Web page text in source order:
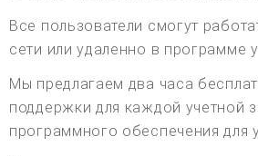
Все пользователи смогут
сети или удаленно в программе
Мы предлагаем два часа
поддержки для каждой учетной
программного обеспечения для